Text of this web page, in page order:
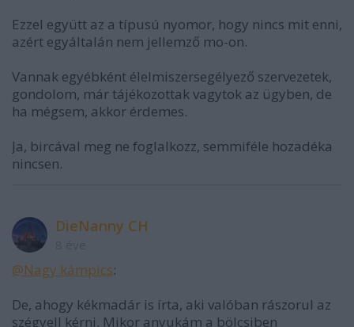
Ezzel együtt az a típusú nyomor, hogy nincs mit enni,
azért egyáltalán nem jellemző mo-on.
Vannak egyébként élelmiszersegélyező szervezetek,
gondolom, már tájékozottak vagytok az ügyben, de
ha mégsem, akkor érdemes.
Ja, bircával meg ne foglalkozz, semmiféle hozadéka
nincsen.
DieNanny CH
@Nagy kámpics:
De, ahogy kékmadár is írta, aki valóban rászorul az
szégyell kérni. Mikor anyukám a bölcsiben